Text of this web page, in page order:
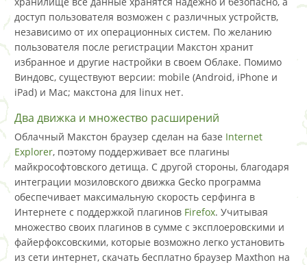
доступ пользователя возможен с различных устройств,
независимо от их операционных систем. По желанию
пользователя после регистрации Макстон хранит
избранное и другие настройки в своем Облаке. Помимо
Виндовс, существуют версии: mobile (Android, iPhone и
iPad) и Mac; макстона для linux нет.
Два движка и множество расширений
Облачный Макстон браузер сделан на базе Internet
Explorer, поэтому поддерживает все плагины
майкрософтовского детища. С другой стороны, благодаря
интеграции мозиловского движка Gecko программа
обеспечивает максимальную скорость серфинга в
Интернете с поддержкой плагинов Firefox. Учитывая
множество своих плагинов в сумме с эксплоеровскими и
файерфоксовскими, которые возможно легко установить
из сети интернет, скачать бесплатно браузер Maxthon на